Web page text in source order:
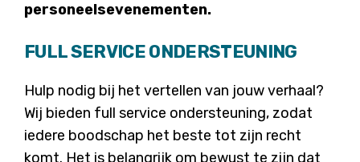
personeelsevenementen.
FULL SERVICE ONDERSTEUNING
Hulp nodig bij het vertellen van jouw verhaal?
Wij bieden full service ondersteuning, zodat
iedere boodschap het beste tot zijn recht
komt. Het is belangrijk om bewust te zijn dat